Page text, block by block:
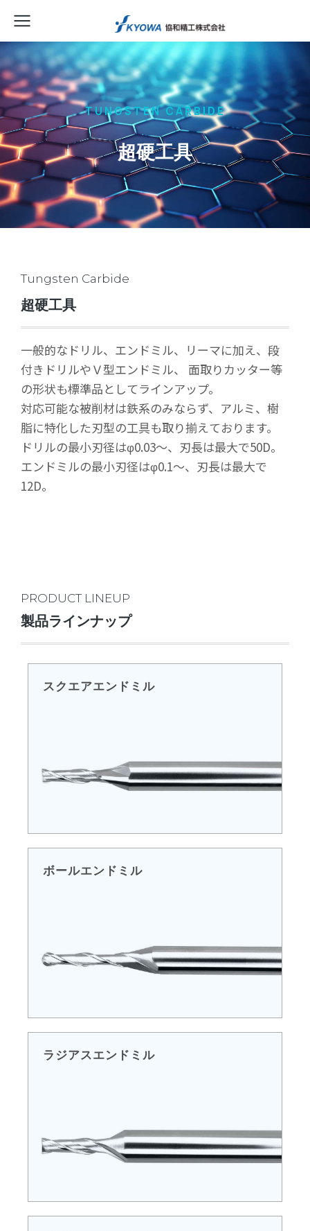
TUNGSTEN CARBIDE
超硬工具
Tungsten Carbide
超硬工具
一般的なドリル、エンドミル、リーマに加え、段
付きドリルやＶ型エンドミル、 面取りカッター等
の形状も標準品としてラインアップ。
対応可能な被削材は鉄系のみならず、アルミ、樹
脂に特化した刃型の工具も取り揃えております。
ドリルの最小刃径はφ0.03～、刃長は最大で50D。
エンドミルの最小刃径はφ0.1～、刃長は最大で
12D。
PRODUCT LINEUP
製品ラインナップ
スクエアエンドミル
ボールエンドミル
ラジアスエンドミル